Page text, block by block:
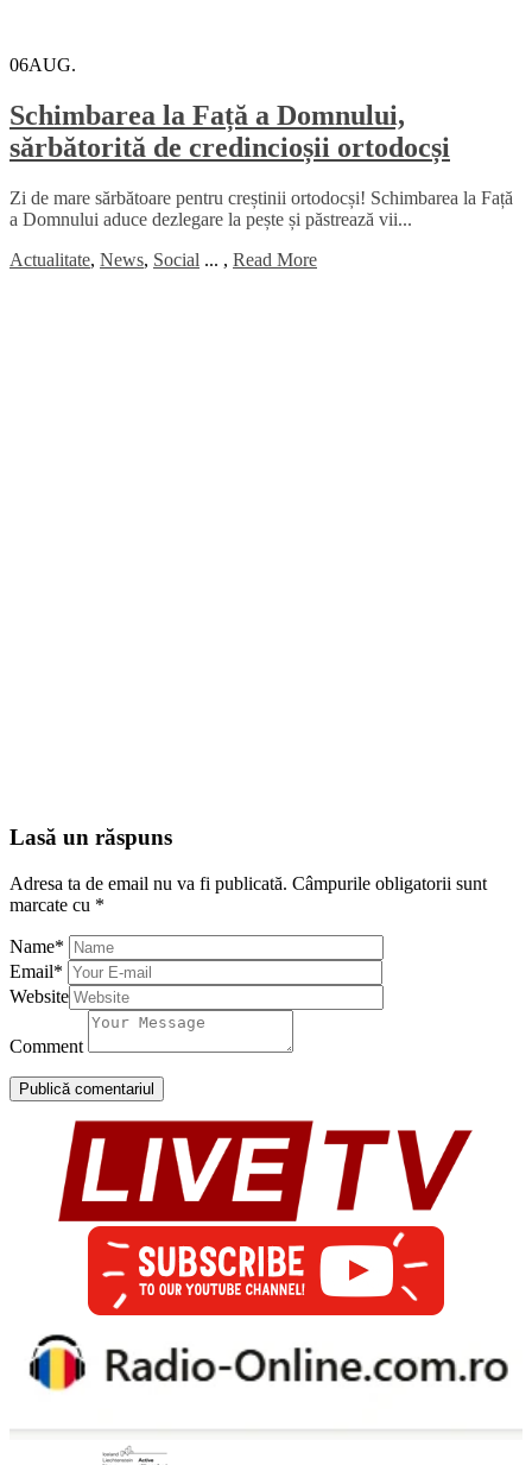
06AUG.
Schimbarea la Față a Domnului,
sărbătorită de credincioșii ortodocși
Zi de mare sărbătoare pentru creștinii ortodocși! Schimbarea la Față
a Domnului aduce dezlegare la pește și păstrează vii...
Actualitate, News, Social ... , Read More
Lasă un răspuns
Adresa ta de email nu va fi publicată. Câmpurile obligatorii sunt
marcate cu *
Name*
Email*
Website
Comment